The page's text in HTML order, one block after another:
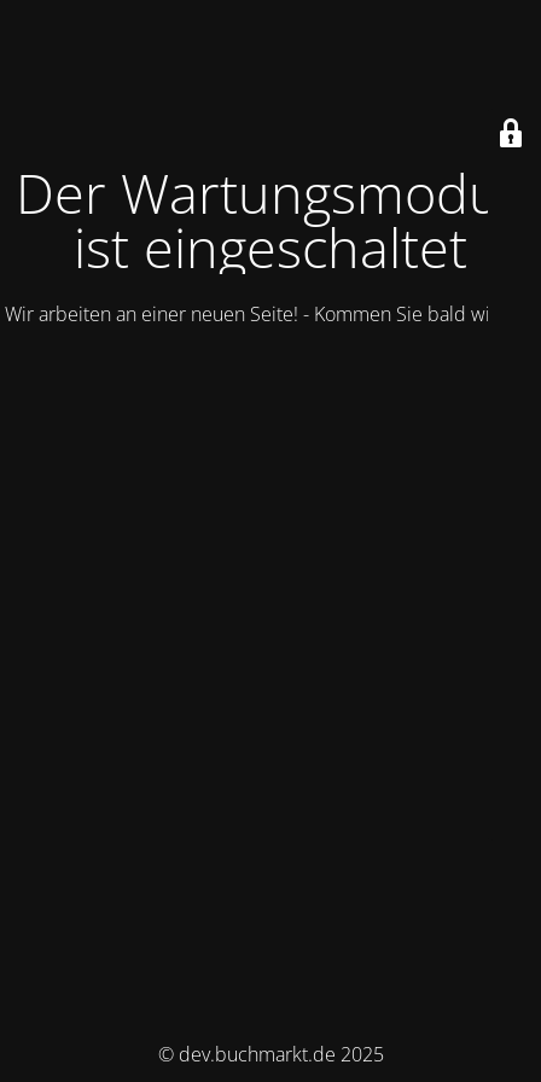
Der Wartungsmodus
ist eingeschaltet
Wir arbeiten an einer neuen Seite! - Kommen Sie bald wieder.
© dev.buchmarkt.de 2025